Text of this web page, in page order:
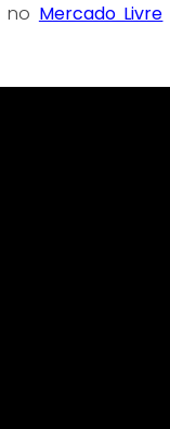
no Mercado Livre